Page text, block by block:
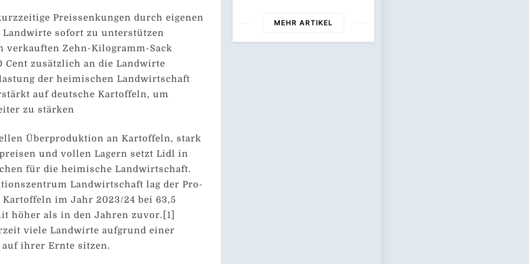
Preissenkungen durch eigenen
sofort zu unterstützen
verkauften Zehn-Kilogramm-Sack
Cent zusätzlich an die Landwirte
der heimischen Landwirtschaft
auf deutsche Kartoffeln, um
zu stärken
Überproduktion an Kartoffeln, stark
und vollen Lagern setzt Lidl in
für die heimische Landwirtschaft.
Landwirtschaft lag der Pro-
im Jahr 2023/24 bei 63,5
höher als in den Jahren zuvor.[1]
viele Landwirte aufgrund einer
ihrer Ernte sitzen.
Campus In
Damit Neue
MEHR ARTIKEL